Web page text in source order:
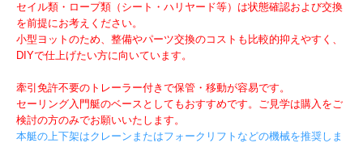
セイル類・ロープ類（シート・ハリヤード等）は状態確認および交換
を前提にお考えください。
小型ヨットのため、整備やパーツ交換のコストも比較的抑えやすく、
DIYで仕上げたい方に向いています。
牽引免許不要のトレーラー付きで保管・移動が容易です。
セーリング入門艇のベースとしてもおすすめです。ご見学は購入をご
検討の方のみでお願いいたします。
本艇の上下架はクレーンまたはフォークリフトなどの機械を推奨しま